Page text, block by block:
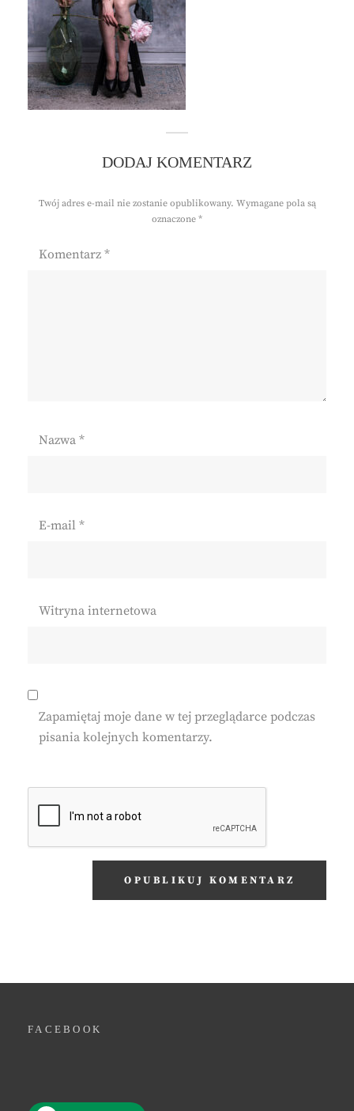
DODAJ KOMENTARZ
Twój adres e-mail nie zostanie opublikowany. Wymagane pola są
oznaczone *
Komentarz *
Nazwa *
E-mail *
Witryna internetowa
Zapamiętaj moje dane w tej przeglądarce podczas
pisania kolejnych komentarzy.
FACEBOOK